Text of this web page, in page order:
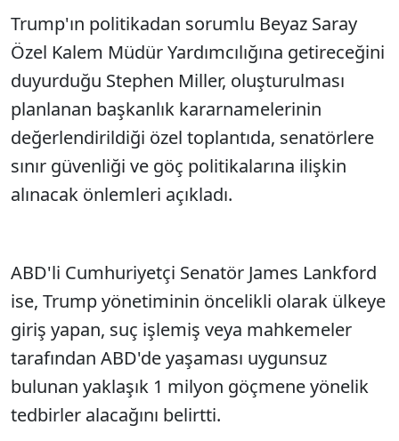
Trump'ın politikadan sorumlu Beyaz Saray
Özel Kalem Müdür Yardımcılığına getireceğini
duyurduğu Stephen Miller, oluşturulması
planlanan başkanlık kararnamelerinin
değerlendirildiği özel toplantıda, senatörlere
sınır güvenliği ve göç politikalarına ilişkin
alınacak önlemleri açıkladı.
ABD'li Cumhuriyetçi Senatör James Lankford
ise, Trump yönetiminin öncelikli olarak ülkeye
giriş yapan, suç işlemiş veya mahkemeler
tarafından ABD'de yaşaması uygunsuz
bulunan yaklaşık 1 milyon göçmene yönelik
tedbirler alacağını belirtti.